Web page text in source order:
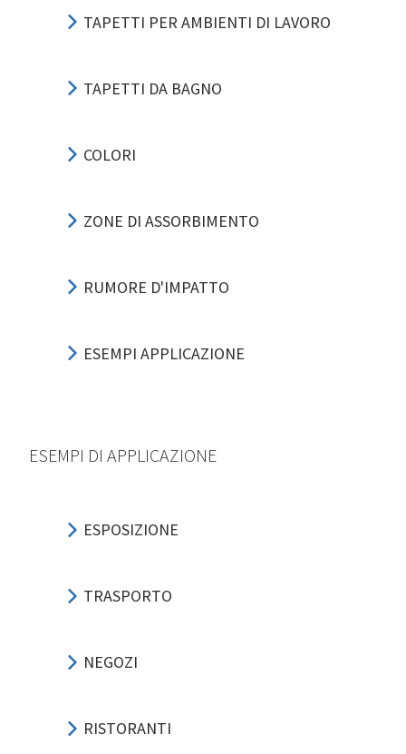
TAPETTI PER AMBIENTI DI LAVORO
TAPETTI DA BAGNO
COLORI
ZONE DI ASSORBIMENTO
RUMORE D'IMPATTO
ESEMPI APPLICAZIONE
ESEMPI DI APPLICAZIONE
ESPOSIZIONE
TRASPORTO
NEGOZI
RISTORANTI